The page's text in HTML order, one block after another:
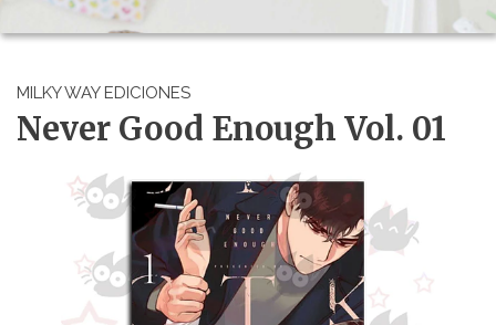
MILKY WAY EDICIONES
Never Good Enough Vol. 01